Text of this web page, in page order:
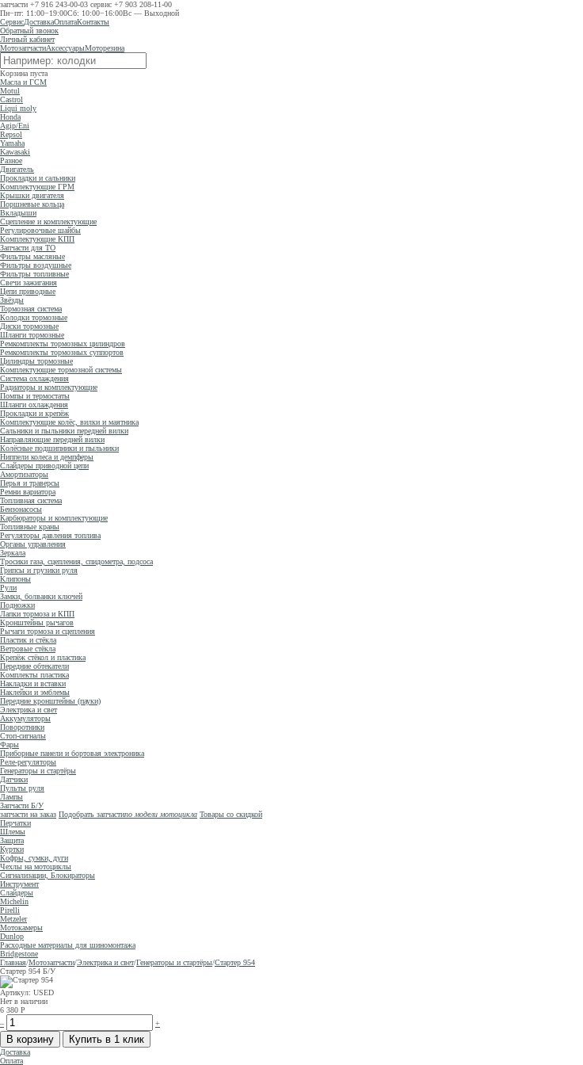
запчасти +7 916 243-00-03 сервис +7 903 208-11-00
Пн−пт: 11:00−19:00Сб: 10:00−16:00Вс — Выходной
СервисДоставкаОплатаКонтакты
Обратный звонок
Личный кабинет
МотозапчастиАксессуарыМоторезина
Корзина пуста
Масла и ГСМ
Motul
Castrol
Liqui moly
Honda
Agip/Eni
Repsol
Yamaha
Kawasaki
Разное
Двигатель
Прокладки и сальники
Комплектующие ГРМ
Крышки двигателя
Поршневые кольца
Вкладыши
Сцепление и комплектующие
Регулировочные шайбы
Комплектующие КПП
Запчасти для ТО
Фильтры масляные
Фильтры воздушные
Фильтры топливные
Свечи зажигания
Цепи приводные
Звёзды
Тормозная система
Колодки тормозные
Диски тормозные
Шланги тормозные
Ремкомплекты тормозных цилиндров
Ремкомплекты тормозных суппортов
Цилиндры тормозные
Комплектующие тормозной системы
Система охлаждения
Радиаторы и комплектующие
Помпы и термостаты
Шланги охлаждения
Прокладки и крепёж
Комплектующие колёс, вилки и маятника
Сальники и пыльники передней вилки
Направляющие передней вилки
Колёсные подшипники и пыльники
Ниппели колеса и демпферы
Слайдеры приводной цепи
Амортизаторы
Перья и траверсы
Ремни вариатора
Топливная система
Бензонасосы
Карбюраторы и комплектующие
Топливные краны
Регуляторы давления топлива
Органы управления
Зеркала
Тросики газа, сцепления, спидометра, подсоса
Грипсы и грузики руля
Клипоны
Рули
Замки, болванки ключей
Подножки
Лапки тормоза и КПП
Кронштейны рычагов
Рычаги тормоза и сцепления
Пластик и стёкла
Ветровые стёкла
Крепёж стёкол и пластика
Передние обтекатели
Комплекты пластика
Накладки и вставки
Наклейки и эмблемы
Передние кронштейны (пауки)
Электрика и свет
Аккумуляторы
Поворотники
Стоп-сигналы
Фары
Приборные панели и бортовая электроника
Реле-регуляторы
Генераторы и стартёры
Датчики
Пульты руля
Лампы
Запчасти Б/У
запчасти на заказ Подобрать запчастипо модели мотоцикла Товары со скидкой
Перчатки
Шлемы
Защита
Куртки
Кофры, сумки, дуги
Чехлы на мотоциклы
Сигнализации, Блокираторы
Инструмент
Слайдеры
Michelin
Pirelli
Metzeler
Мотокамеры
Dunlop
Расходные материалы для шиномонтажа
Bridgestone
Главная/Мотозапчасти/Электрика и свет/Генераторы и стартёры/Стартер 954
Стартер 954 Б/У
Артикул: USED
Нет в наличии
6 380 Р
–
+
Доставка
Оплата